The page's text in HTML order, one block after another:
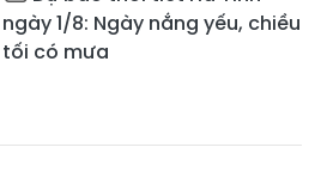
ngày 1/8: Ngày nắng yếu, chiều
tối có mưa